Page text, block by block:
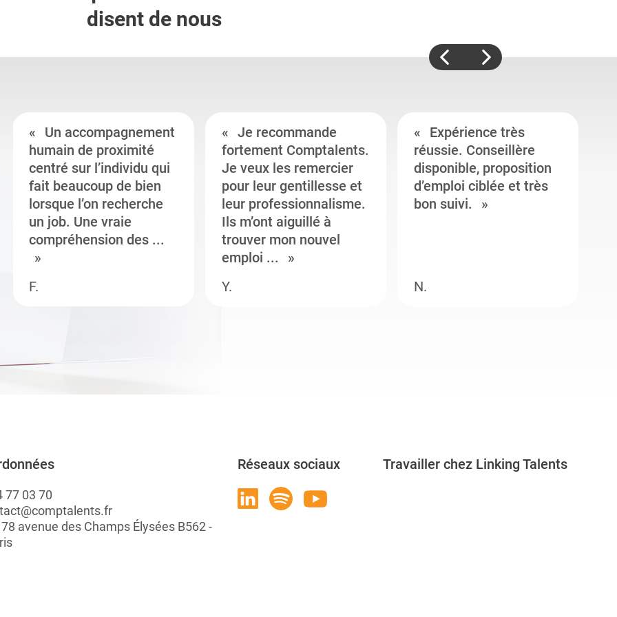
disent de nous
Un accompagnement
humain de proximité
centré sur l’individu qui
fait beaucoup de bien
lorsque l’on recherche
un job. Une vraie
compréhension des ...
F.
Je recommande
fortement Comptalents.
Je veux les remercier
pour leur gentillesse et
leur professionnalisme.
Ils m’ont aiguillé à
trouver mon nouvel
emploi ...
Y.
Expérience très
réussie. Conseillère
disponible, proposition
d’emploi ciblée et très
bon suivi.
N.
77 03 70
avenue des Champs Élysées B562 -
Réseaux sociaux Travailler chez Linking Talents